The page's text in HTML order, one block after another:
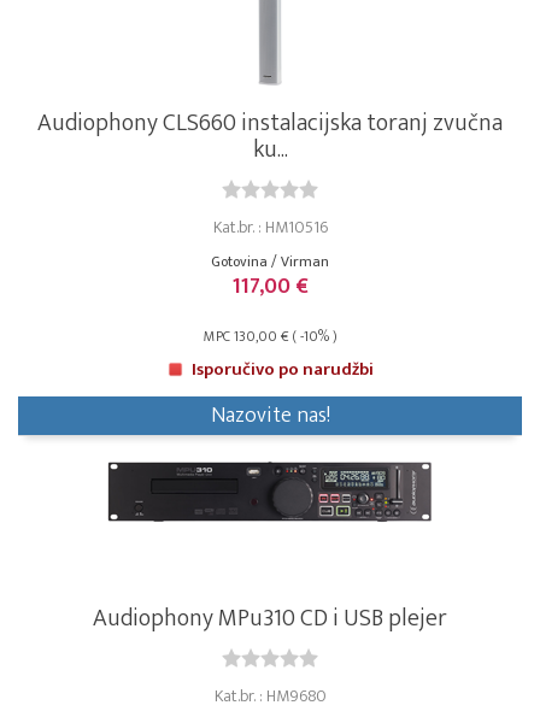
Audiophony CLS660 instalacijska toranj zvučna
ku...
Kat.br. : HM10516
Gotovina / Virman
117,00 €
MPC 130,00 € ( -10% )
Isporučivo po narudžbi
Nazovite nas!
Audiophony MPu310 CD i USB plejer
Kat.br. : HM9680